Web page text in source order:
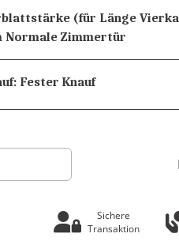
(für Länge
Normale Zimmertür
Fester Knauf
Sichere
Transaktion